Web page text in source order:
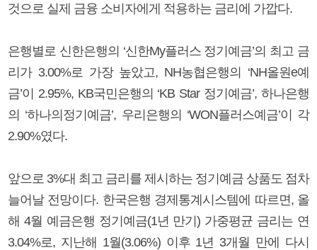
것으로 실제 금융 소비자에게 적용하는 금리에 가깝다.
은행별로 신한은행의 ‘신한My플러스 정기예금’의 최고 금
리가 3.00%로 가장 높았고, NH농협은행의 ‘NH올원e예
금’이 2.95%, KB국민은행의 ‘KB Star 정기예금’, 하나은행
의 ‘하나의정기예금’, 우리은행의 ‘WON플러스예금’이 각
2.90%였다.
앞으로 3%대 최고 금리를 제시하는 정기예금 상품도 점차
늘어날 전망이다. 한국은행 경제통계시스템에 따르면, 올
해 4월 예금은행 정기예금(1년 만기) 가중평균 금리는 연
3.04%로, 지난해 1월(3.06%) 이후 1년 3개월 만에 다시